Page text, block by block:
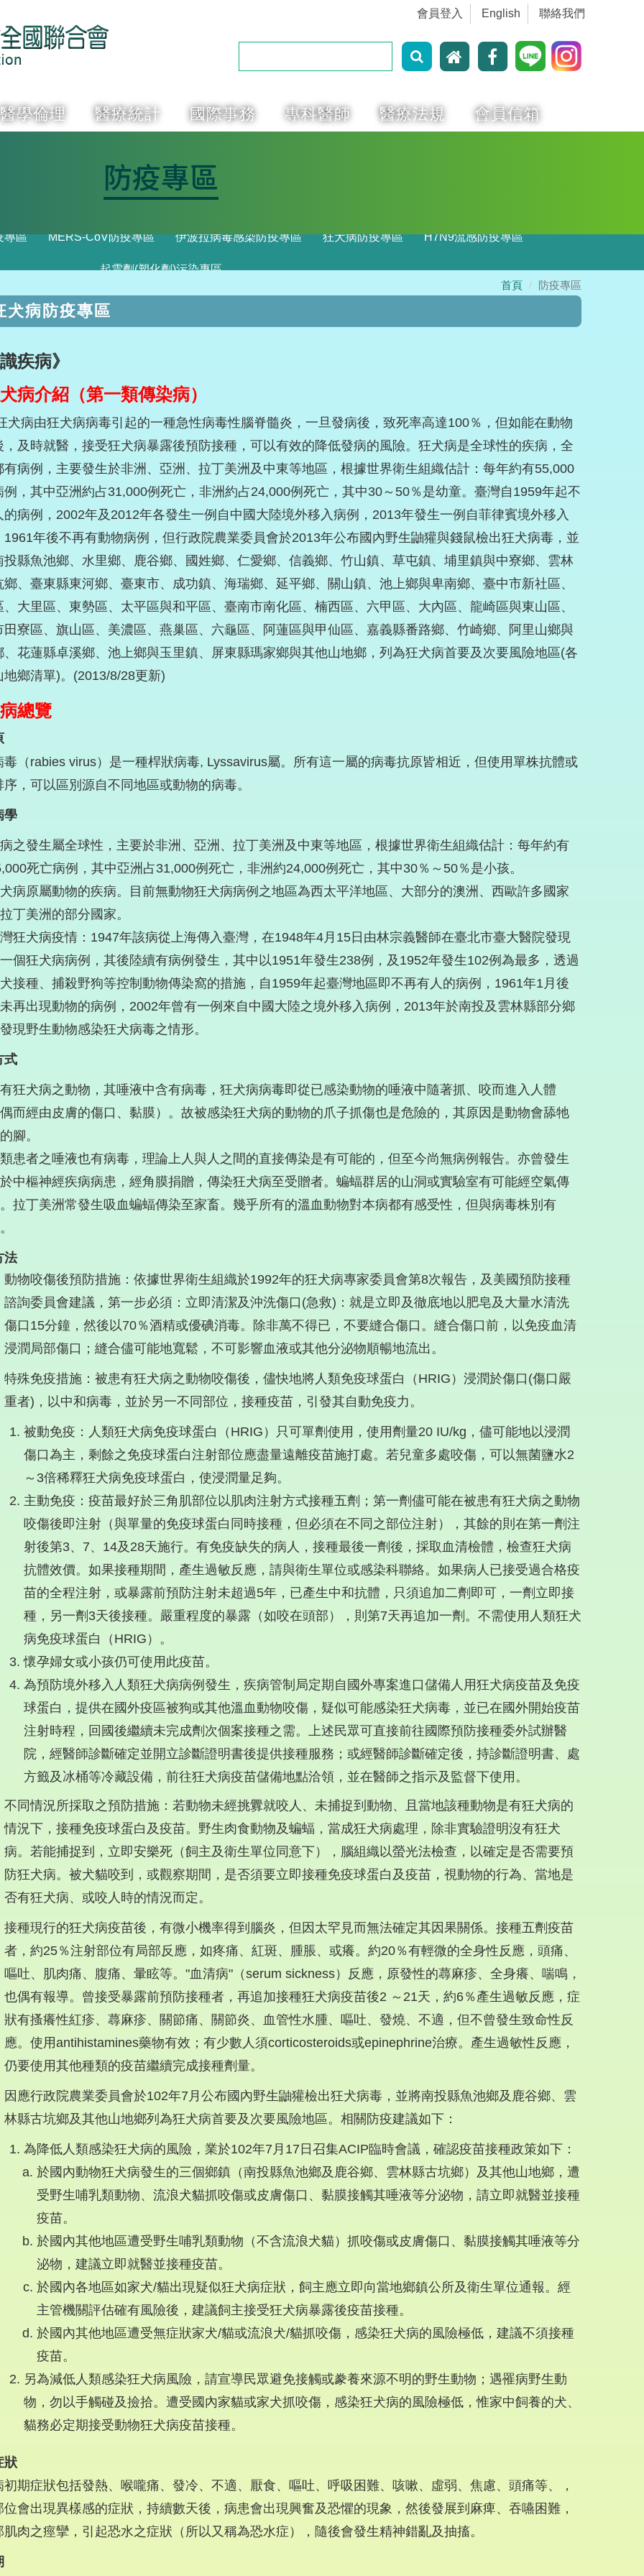
會員登入 English 聯絡我們
醫學倫理 醫療統計 國際事務 專科醫師 醫療法規 會員信箱
防疫專區
專區 MERS-CoV防疫專區 伊波拉病毒感染防疫專區 狂犬病防疫專區 H7N9流感防疫專區
起雲劑(塑化劑)污染專區
首頁
防疫專區
病防疫專區
疾病》
病介紹（第一類傳染病）
由狂犬病病毒引起的一種急性病毒性腦脊髓炎，一旦發病後，致死率高達100％，但如能在動物
，及時就醫，接受狂犬病暴露後預防接種，可以有效的降低發病的風險。狂犬病是全球性的疾病，全
有病例，主要發生於非洲、亞洲、拉丁美洲及中東等地區，根據世界衛生組織估計：每年約有55,000
例，其中亞洲約占31,000例死亡，非洲約占24,000例死亡，其中30～50％是幼童。臺灣自1959年起不
的病例，2002年及2012年各發生一例自中國大陸境外移入病例，2013年發生一例自菲律賓境外移入
1961年後不再有動物病例，但行政院農業委員會於2013年公布國內野生鼬獾與錢鼠檢出狂犬病毒，並
投縣魚池鄉、水里鄉、鹿谷鄉、國姓鄉、仁愛鄉、信義鄉、竹山鎮、草屯鎮、埔里鎮與中寮鄉、雲林
鄉、臺東縣東河鄉、臺東市、成功鎮、海瑞鄉、延平鄉、關山鎮、池上鄉與卑南鄉、臺中市新社區、
、大里區、東勢區、太平區與和平區、臺南市南化區、楠西區、六甲區、大內區、龍崎區與東山區、
田寮區、旗山區、美濃區、燕巢區、六龜區、阿蓮區與甲仙區、嘉義縣番路鄉、竹崎鄉、阿里山鄉與
、花蓮縣卓溪鄉、池上鄉與玉里鎮、屏東縣瑪家鄉與其他山地鄉，列為狂犬病首要及次要風險地區(各
地鄉清單)。(2013/8/28更新)
總覽
毒（rabies virus）是一種桿狀病毒, Lyssavirus屬。所有這一屬的病毒抗原皆相近，但使用單株抗體或
，可以區別源自不同地區或動物的病毒。
學
之發生屬全球性，主要於非洲、亞洲、拉丁美洲及中東等地區，根據世界衛生組織估計：每年約有
死亡病例，其中亞洲占31,000例死亡，非洲約24,000例死亡，其中30％～50％是小孩。
病原屬動物的疾病。目前無動物狂犬病病例之地區為西太平洋地區、大部分的澳洲、西歐許多國家
丁美洲的部分國家。
狂犬病疫情：1947年該病從上海傳入臺灣，在1948年4月15日由林宗義醫師在臺北市臺大醫院發現
個狂犬病病例，其後陸續有病例發生，其中以1951年發生238例，及1952年發生102例為最多，透過
接種、捕殺野狗等控制動物傳染窩的措施，自1959年起臺灣地區即不再有人的病例，1961年1月後
再出現動物的病例，2002年曾有一例來自中國大陸之境外移入病例，2013年於南投及雲林縣部分鄉
現野生動物感染狂犬病毒之情形。
式
狂犬病之動物，其唾液中含有病毒，狂犬病病毒即從已感染動物的唾液中隨著抓、咬而進入人體
而經由皮膚的傷口、黏膜）。故被感染狂犬病的動物的爪子抓傷也是危險的，其原因是動物會舔牠
腳。
患者之唾液也有病毒，理論上人與人之間的直接傳染是有可能的，但至今尚無病例報告。亦曾發生
中樞神經疾病病患，經角膜捐贈，傳染狂犬病至受贈者。蝙蝠群居的山洞或實驗室有可能經空氣傳
拉丁美洲常發生吸血蝙蝠傳染至家畜。幾乎所有的溫血動物對本病都有感受性，但與病毒株別有
法
動物咬傷後預防措施：依據世界衛生組織於1992年的狂犬病專家委員會第8次報告，及美國預防接種
諮詢委員會建議，第一步必須：立即清潔及沖洗傷口(急救)：就是立即及徹底地以肥皂及大量水清洗
傷口15分鐘，然後以70％酒精或優碘消毒。除非萬不得已，不要縫合傷口。縫合傷口前，以免疫血清
浸潤局部傷口；縫合儘可能地寬鬆，不可影響血液或其他分泌物順暢地流出。
特殊免疫措施：被患有狂犬病之動物咬傷後，儘快地將人類免疫球蛋白（HRIG）浸潤於傷口(傷口嚴
重者)，以中和病毒，並於另一不同部位，接種疫苗，引發其自動免疫力。
被動免疫：人類狂犬病免疫球蛋白（HRIG）只可單劑使用，使用劑量20 IU/kg，儘可能地以浸潤
傷口為主，剩餘之免疫球蛋白注射部位應盡量遠離疫苗施打處。若兒童多處咬傷，可以無菌鹽水2
～3倍稀釋狂犬病免疫球蛋白，使浸潤量足夠。
主動免疫：疫苗最好於三角肌部位以肌肉注射方式接種五劑；第一劑儘可能在被患有狂犬病之動物
咬傷後即注射（與單量的免疫球蛋白同時接種，但必須在不同之部位注射），其餘的則在第一劑注
射後第3、7、14及28天施行。有免疫缺失的病人，接種最後一劑後，採取血清檢體，檢查狂犬病
抗體效價。如果接種期間，產生過敏反應，請與衛生單位或感染科聯絡。如果病人已接受過合格疫
苗的全程注射，或暴露前預防注射未超過5年，已產生中和抗體，只須追加二劑即可，一劑立即接
種，另一劑3天後接種。嚴重程度的暴露（如咬在頭部），則第7天再追加一劑。不需使用人類狂犬
病免疫球蛋白（HRIG）。
懷孕婦女或小孩仍可使用此疫苗。
為預防境外移入人類狂犬病病例發生，疾病管制局定期自國外專案進口儲備人用狂犬病疫苗及免疫
球蛋白，提供在國外疫區被狗或其他溫血動物咬傷，疑似可能感染狂犬病毒，並已在國外開始疫苗
注射時程，回國後繼續未完成劑次個案接種之需。上述民眾可直接前往國際預防接種委外試辦醫
院，經醫師診斷確定並開立診斷證明書後提供接種服務；或經醫師診斷確定後，持診斷證明書、處
方籤及冰桶等冷藏設備，前往狂犬病疫苗儲備地點洽領，並在醫師之指示及監督下使用。
不同情況所採取之預防措施：若動物未經挑釁就咬人、未捕捉到動物、且當地該種動物是有狂犬病的
情況下，接種免疫球蛋白及疫苗。野生肉食動物及蝙蝠，當成狂犬病處理，除非實驗證明沒有狂犬
病。若能捕捉到，立即安樂死（飼主及衛生單位同意下），腦組織以螢光法檢查，以確定是否需要預
防狂犬病。被犬貓咬到，或觀察期間，是否須要立即接種免疫球蛋白及疫苗，視動物的行為、當地是
否有狂犬病、或咬人時的情況而定。
接種現行的狂犬病疫苗後，有微小機率得到腦炎，但因太罕見而無法確定其因果關係。接種五劑疫苗
者，約25％注射部位有局部反應，如疼痛、紅斑、腫脹、或癢。約20％有輕微的全身性反應，頭痛、
嘔吐、肌肉痛、腹痛、暈眩等。"血清病"（serum sickness）反應，原發性的蕁麻疹、全身癢、喘鳴，
也偶有報導。曾接受暴露前預防接種者，再追加接種狂犬病疫苗後2 ～21天，約6％產生過敏反應，症
狀有搔癢性紅疹、蕁麻疹、關節痛、關節炎、血管性水腫、嘔吐、發燒、不適，但不曾發生致命性反
應。使用antihistamines藥物有效；有少數人須corticosteroids或epinephrine治療。產生過敏性反應，
仍要使用其他種類的疫苗繼續完成接種劑量。
因應行政院農業委員會於102年7月公布國內野生鼬獾檢出狂犬病毒，並將南投縣魚池鄉及鹿谷鄉、雲
林縣古坑鄉及其他山地鄉列為狂犬病首要及次要風險地區。相關防疫建議如下：
為降低人類感染狂犬病的風險，業於102年7月17日召集ACIP臨時會議，確認疫苗接種政策如下：
於國內動物狂犬病發生的三個鄉鎮（南投縣魚池鄉及鹿谷鄉、雲林縣古坑鄉）及其他山地鄉，遭
受野生哺乳類動物、流浪犬貓抓咬傷或皮膚傷口、黏膜接觸其唾液等分泌物，請立即就醫並接種
疫苗。
於國內其他地區遭受野生哺乳類動物（不含流浪犬貓）抓咬傷或皮膚傷口、黏膜接觸其唾液等分
泌物，建議立即就醫並接種疫苗。
於國內各地區如家犬/貓出現疑似狂犬病症狀，飼主應立即向當地鄉鎮公所及衛生單位通報。經
主管機關評估確有風險後，建議飼主接受狂犬病暴露後疫苗接種。
於國內其他地區遭受無症狀家犬/貓或流浪犬/貓抓咬傷，感染狂犬病的風險極低，建議不須接種
疫苗。
另為減低人類感染狂犬病風險，請宣導民眾避免接觸或豢養來源不明的野生動物；遇罹病野生動
物，勿以手觸碰及撿拾。遭受國內家貓或家犬抓咬傷，感染狂犬病的風險極低，惟家中飼養的犬、
貓務必定期接受動物狂犬病疫苗接種。
狀
初期症狀包括發熱、喉嚨痛、發冷、不適、厭食、嘔吐、呼吸困難、咳嗽、虛弱、焦慮、頭痛等、，
位會出現異樣感的症狀，持續數天後，病患會出現興奮及恐懼的現象，然後發展到麻痺、吞嚥困難，
肌肉之痙攣，引起恐水之症狀（所以又稱為恐水症），隨後會發生精神錯亂及抽搐。